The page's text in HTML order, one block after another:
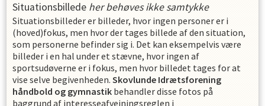
Situationsbillede her behøves ikke samtykke
Situationsbilleder er billeder, hvor ingen personer er i
(hoved)fokus, men hvor der tages billede af den situation,
som personerne befinder sig i. Det kan eksempelvis være
billeder i en hal under et stævne, hvor ingen af
sportsudøverne er i fokus, men hvor billedet tages for at
vise selve begivenheden. Skovlunde Idrætsforening
håndbold og gymnastik behandler disse fotos på
baggrund af interesseafvejningsreglen i